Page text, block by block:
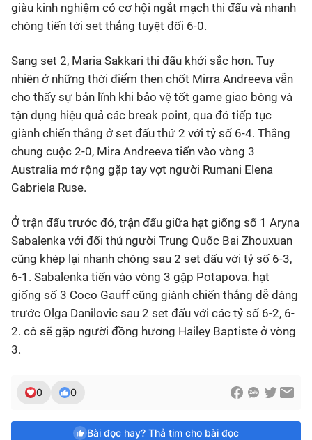
giàu kinh nghiệm có cơ hội ngắt mạch thi đấu và nhanh
chóng tiến tới set thắng tuyệt đối 6-0.
Sang set 2, Maria Sakkari thi đấu khởi sắc hơn. Tuy
nhiên ở những thời điểm then chốt Mirra Andreeva vẫn
cho thấy sự bản lĩnh khi bảo vệ tốt game giao bóng và
tận dụng hiệu quả các break point, qua đó tiếp tục
giành chiến thắng ở set đấu thứ 2 với tỷ số 6-4. Thắng
chung cuộc 2-0, Mira Andreeva tiến vào vòng 3
Australia mở rộng gặp tay vợt người Rumani Elena
Gabriela Ruse.
Ở trận đấu trước đó, trận đấu giữa hạt giống số 1 Aryna
Sabalenka với đối thủ người Trung Quốc Bai Zhouxuan
cũng khép lại nhanh chóng sau 2 set đấu với tỷ số 6-3,
6-1. Sabalenka tiến vào vòng 3 gặp Potapova. hạt
giống số 3 Coco Gauff cũng giành chiến thắng dễ dàng
trước Olga Danilovic sau 2 set đấu với các tỷ số 6-2, 6-
2. cô sẽ gặp người đồng hương Hailey Baptiste ở vòng
3.
0 0
Bài đọc hay? Thả tim cho bài đọc